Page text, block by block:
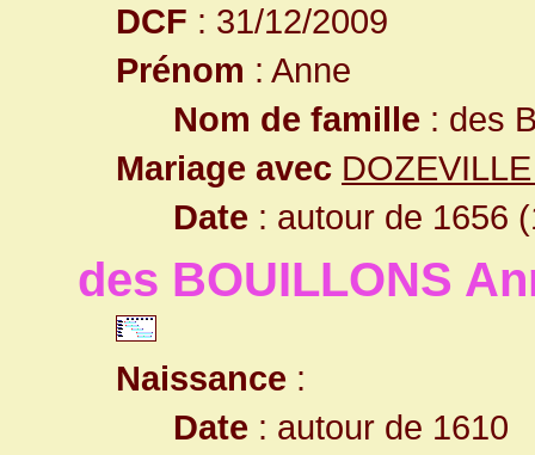
DCF : 31/12/2009
Prénom : Anne
Nom de famille : des
Mariage avec
Date : autour de 1656
des BOUILLONS
Naissance :
Date : autour de 1610